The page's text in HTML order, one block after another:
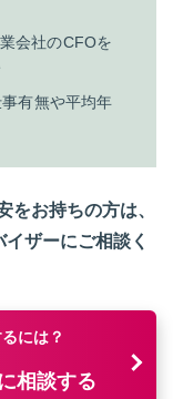
会社のCFOを
有無や平均年
をお持ちの方は、
ザーにご相談く
には？
相談する